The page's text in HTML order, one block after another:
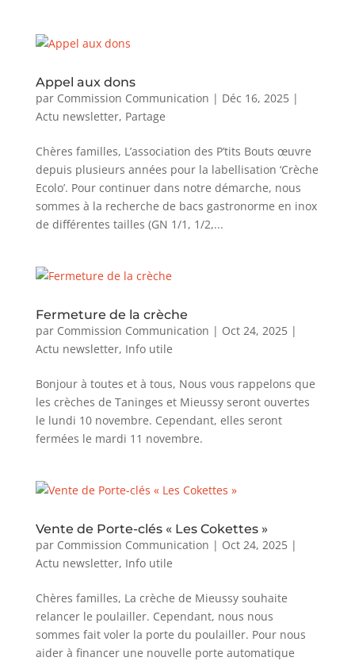
Appel aux dons
par Commission Communication | Déc 16, 2025|
Actu newsletter, Partage
Chères familles, L’association des P’tits Bouts œuvre
depuis plusieurs années pour la labellisation ‘Crèche
Ecolo’. Pour continuer dans notre démarche, nous
sommes à la recherche de bacs gastronorme en inox
de différentes tailles (GN 1/1, 1/2,...
Fermeture de la crèche
par Commission Communication | Oct 24, 2025|
Actu newsletter, Info utile
Bonjour à toutes et à tous, Nous vous rappelons que
les crèches de Taninges et Mieussy seront ouvertes
le lundi 10 novembre. Cependant, elles seront
fermées le mardi 11 novembre.
Vente de Porte-clés « Les Cokettes »
par Commission Communication | Oct 24, 2025|
Actu newsletter, Info utile
Chères familles, La crèche de Mieussy souhaite
relancer le poulailler. Cependant, nous nous
sommes fait voler la porte du poulailler. Pour nous
aider à financer une nouvelle porte automatique